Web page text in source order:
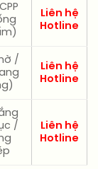
Liên hệ
Hotline
/
Liên hệ
Hotline
/
Liên hệ
Hotline